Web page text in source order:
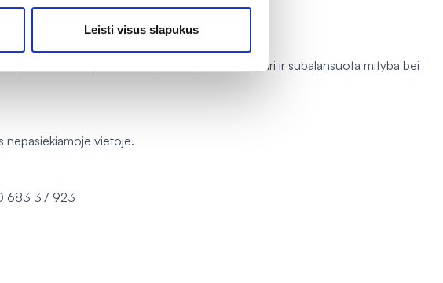
Leisti visus slapukus
vaikams nepasiekiamoje vietoje. Svarbu įvairi ir subalansuota mityba bei
nepasiekiamoje vietoje.
683 37 923